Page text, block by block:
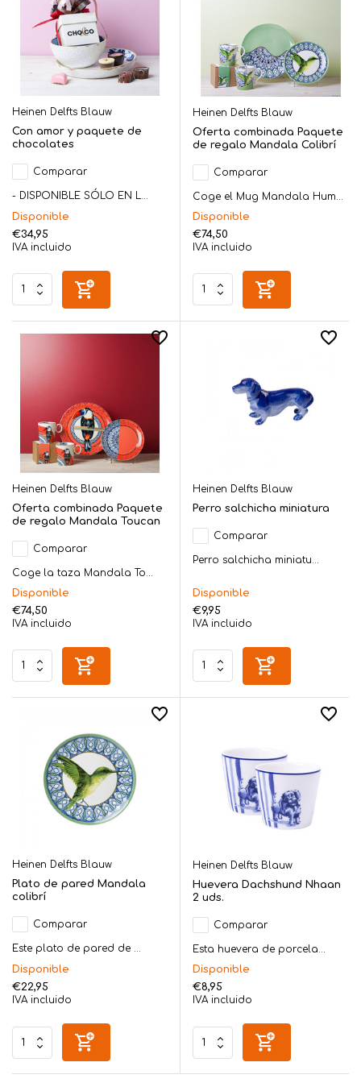
Heinen Delfts Blauw
Con amor y paquete de
chocolates
Comparar
- DISPONIBLE SÓLO EN L...
Disponible
€34,95
IVA incluido
Heinen Delfts Blauw
Oferta combinada Paquete
de regalo Mandala Colibrí
Comparar
Coge el Mug Mandala Hum...
Disponible
€74,50
IVA incluido
Heinen Delfts Blauw
Oferta combinada Paquete
de regalo Mandala Toucan
Comparar
Coge la taza Mandala To...
Disponible
€74,50
IVA incluido
Heinen Delfts Blauw
Perro salchicha miniatura
Comparar
Perro salchicha miniatu...
Disponible
€9,95
IVA incluido
Heinen Delfts Blauw
Plato de pared Mandala
colibrí
Comparar
Este plato de pared de ...
Disponible
€22,95
IVA incluido
Heinen Delfts Blauw
Huevera Dachshund Nhaan
2 uds.
Comparar
Esta huevera de porcela...
Disponible
€8,95
IVA incluido